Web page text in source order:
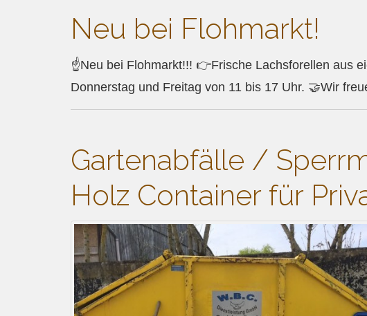
Neu bei Flohmarkt!
☝Neu bei Flohmarkt!!! 👉Frische Lachsforellen aus
Donnerstag und Freitag von 11 bis 17 Uhr. 🤝Wir
Gartenabfälle /
Holz Container für